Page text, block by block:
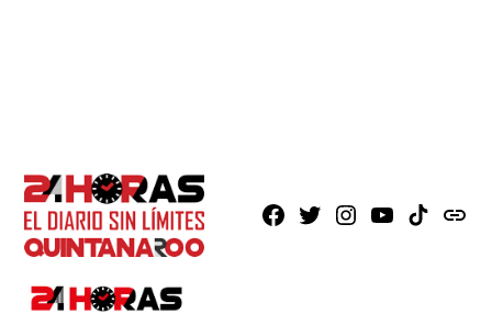
Facebook
X Instagram
YoutubeTikTokissuu